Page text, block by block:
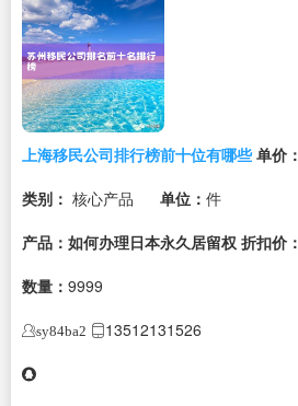
上海移民公司排行榜前十位有哪些 单价：
类别： 核心产品 单位： 件
产品：如何办理日本永久居留权 折扣价：
数量： 9999
sy84ba2 13512131526